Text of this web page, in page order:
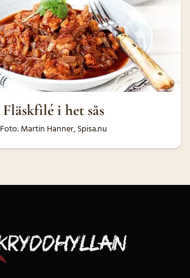
Fläskfilé i het sås
Foto: Martin Hanner, Spisa.nu